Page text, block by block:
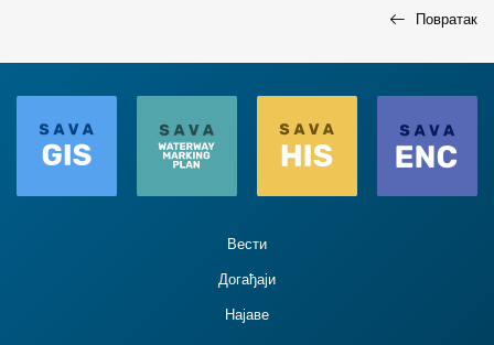
Повратак
Вести
Догађаји
Најаве